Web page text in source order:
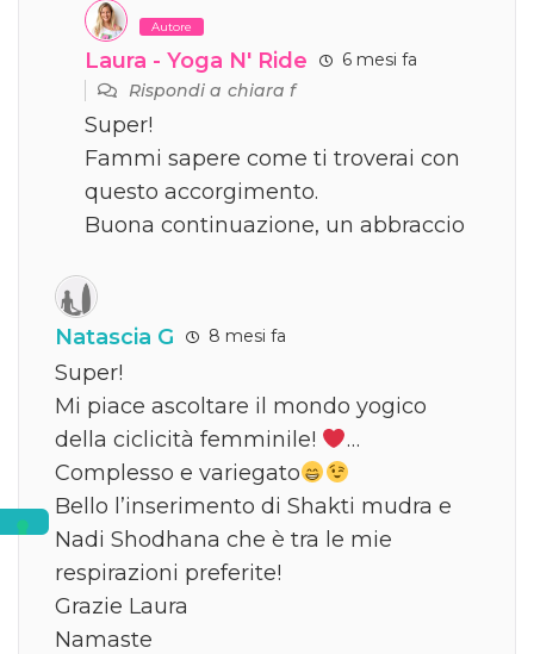
Autore
Laura - Yoga N' Ride
6 mesi fa
Rispondi achiara f
Super!
Fammi sapere come ti troverai con
questo accorgimento.
Buona continuazione, un abbraccio
Natascia G 8 mesi fa
Super!
Mi piace ascoltare il mondo yogico
della ciclicità femminile!
…
Complesso e variegato
Bello l’inserimento di Shakti mudra e
Nadi Shodhana che è tra le mie
respirazioni preferite!
Grazie Laura
Namaste